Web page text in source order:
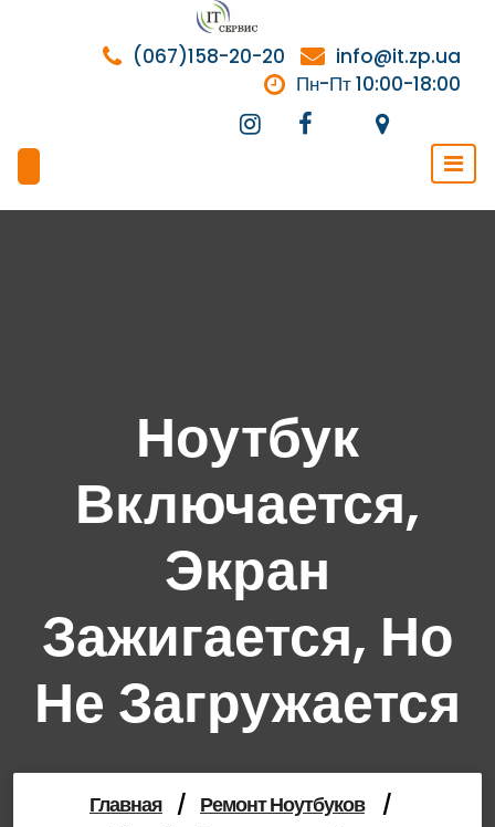
содержимому
info@it.zp.ua
(067)158-20-20
Пн-Пт 10:00-18:00
Ноутбук
Включается,
Экран
Зажигается, Но
Не Загружается
Главная / Ремонт Ноутбуков /